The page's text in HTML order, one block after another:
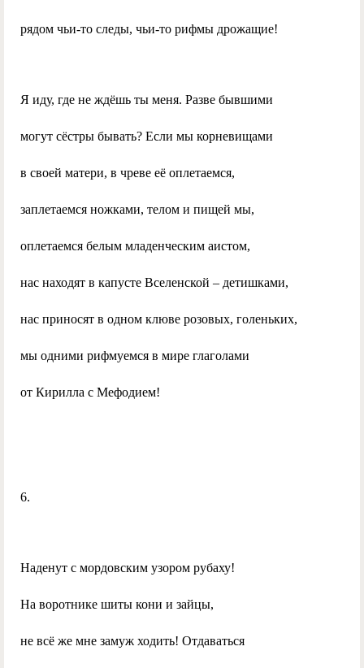
рядом чьи-то следы, чьи-то рифмы дрожащие!
Я иду, где не ждёшь ты меня. Разве бывшими
могут сёстры бывать? Если мы корневищами
в своей матери, в чреве её оплетаемся,
заплетаемся ножками, телом и пищей мы,
оплетаемся белым младенческим аистом,
нас находят в капусте Вселенской – детишками,
нас приносят в одном клюве розовых, голеньких,
мы одними рифмуемся в мире глаголами
от Кирилла с Мефодием!
6.
Наденут с мордовским узором рубаху!
На воротнике шиты кони и зайцы,
не всё же мне замуж ходить! Отдаваться